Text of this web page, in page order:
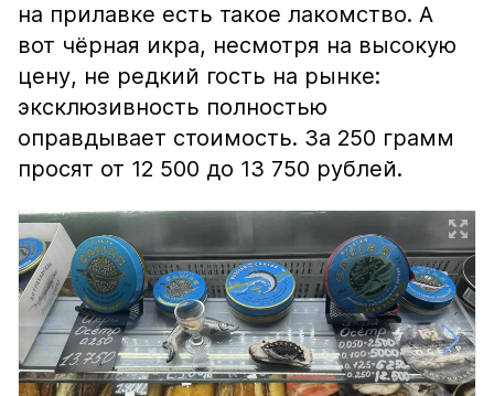
на прилавке есть такое лакомство. А
вот чёрная икра, несмотря на высокую
цену, не редкий гость на рынке:
эксклюзивность полностью
оправдывает стоимость. За 250 грамм
просят от 12 500 до 13 750 рублей.